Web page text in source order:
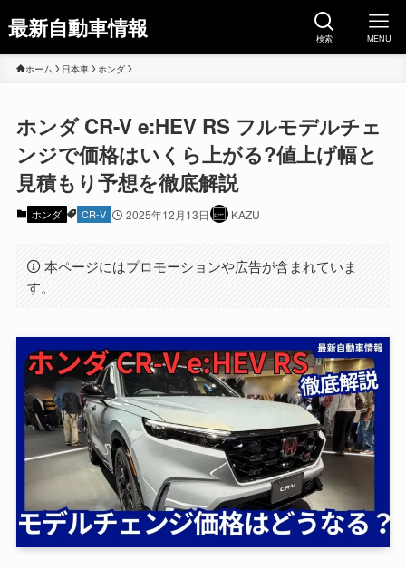
最新自動車情報 検索 MENU
ホーム 日本車 ホンダ
ホンダ CR-V e:HEV RS フルモデルチェ
ンジで価格はいくら上がる?値上げ幅と
見積もり予想を徹底解説
ホンダ CR-V 2025年12月13日 KAZU
本ページにはプロモーションや広告が含まれていま
す。